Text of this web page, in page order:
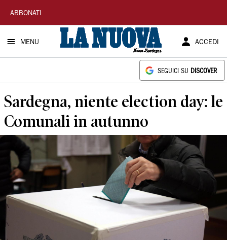
La
Nuova
Sardegna
ABBONATI
MENU ACCEDI
SEGUICI SU DISCOVER
Sardegna, niente election day: le
Comunali in autunno